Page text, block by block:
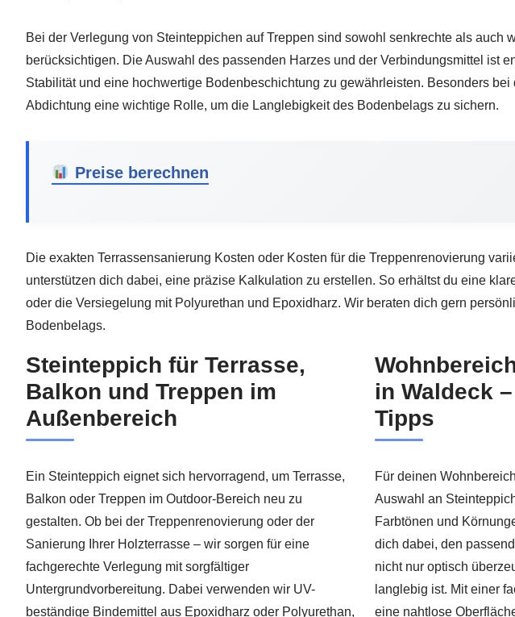
Bei der Verlegung von Steinteppichen auf Treppen sind sowohl senkrechte als auch
berücksichtigen. Die Auswahl des passenden Harzes und der Verbindungsmittel ist
Stabilität und eine hochwertige Bodenbeschichtung zu gewährleisten. Besonders
Abdichtung eine wichtige Rolle, um die Langlebigkeit des Bodenbelags zu sichern.
Preise berechnen
Die exakten Terrassensanierung Kosten oder Kosten für die Treppenrenovierung
unterstützen dich dabei, eine präzise Kalkulation zu erstellen. So erhältst du eine
oder die Versiegelung mit Polyurethan und Epoxidharz. Wir beraten dich gern
Bodenbelags.
Steinteppich für Terrasse,
Balkon und Treppen im
Außenbereich
Ein Steinteppich eignet sich hervorragend, um Terrasse,
Balkon oder Treppen im Outdoor-Bereich neu zu
gestalten. Ob bei der Treppenrenovierung oder der
Sanierung Ihrer Holzterrasse – wir sorgen für eine
fachgerechte Verlegung mit sorgfältiger
Untergrundvorbereitung. Dabei verwenden wir UV-
beständige Bindemittel aus Epoxidharz oder Polyurethan,
in Waldeck
Tipps
Für deinen
Auswahl an
Farbtönen und
dich dabei, den
nicht nur optisch
langlebig ist. Mit einer
eine nahtlose